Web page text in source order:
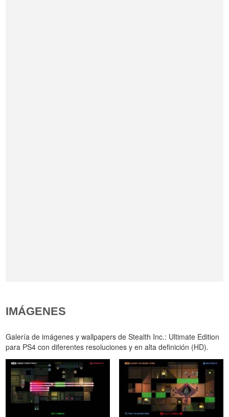
IMÁGENES
Galería de imágenes y wallpapers de Stealth Inc.: Ultimate Edition
para PS4 con diferentes resoluciones y en alta definición (HD).